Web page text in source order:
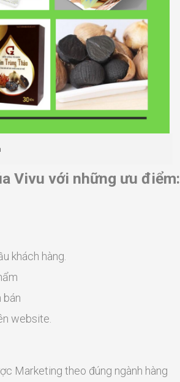
Vivu với những ưu điểm:
khách hàng.
bán
website.
Marketing theo đúng ngành hàng